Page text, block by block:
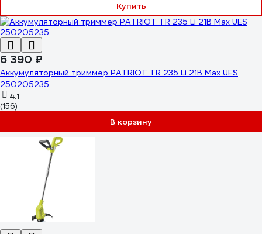
Купить
6 390 ₽
Аккумуляторный триммер PATRIOT TR 235 Li 21B Max UES
250205235
4.1
(156)
В корзину